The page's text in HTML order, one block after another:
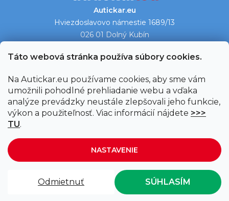
Táto webová stránka používa súbory cookies.
Na Autickar.eu používame cookies, aby sme vám
umožnili pohodlné prehliadanie webu a vďaka
analýze prevádzky neustále zlepšovali jeho funkcie,
výkon a použiteľnosť. Viac informácií nájdete >>>
TU.
NASTAVENIE
Odmietnuť SÚHLASÍM
Autickar.eu
Hviezdoslavovo námestie 1689/13
026 01 Dolný Kubín
Ukázať na mape →
Vytvoril Shoptet
Upravil Balkys
Copyright 2026Autickar.eu
. Všetky práva vyhradené.
Upraviť nastavenie cookies